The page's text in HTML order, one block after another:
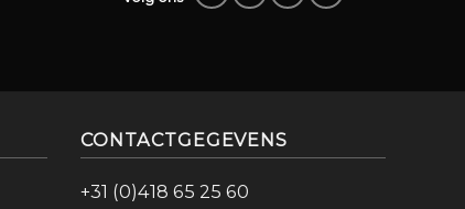
CONTACTGEGEVENS
+31 (0)418 65 25 60